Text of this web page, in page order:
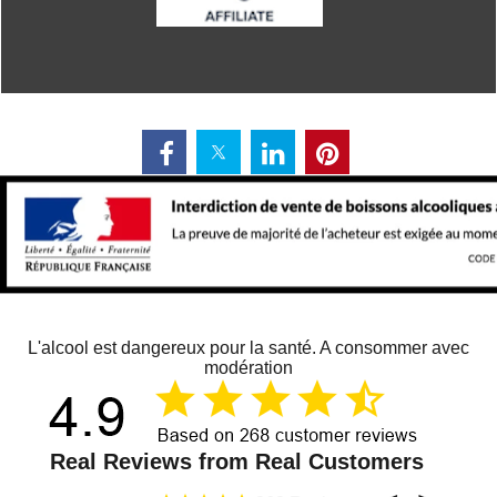
L'alcool est dangereux pour la santé. A consommer avec
modération